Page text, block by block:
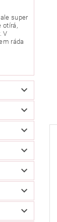
super
otírá,
V
ráda